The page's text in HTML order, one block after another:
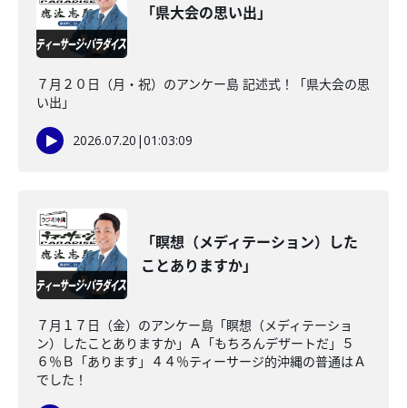
「県大会の思い出」
７月２０日（月・祝）のアンケー島 記述式！「県大会の思
い出」
2026.07.20 |01:03:09
「瞑想（メディテーション）した
ことありますか」
７月１７日（金）のアンケー島「瞑想（メディテーショ
ン）したことありますか」Ａ「もちろんデザートだ」５
６％Ｂ「あります」４４％ティーサージ的沖縄の普通はＡ
でした！